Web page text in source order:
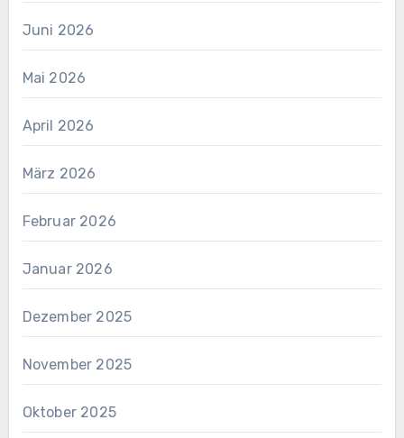
Juni 2026
Mai 2026
April 2026
März 2026
Februar 2026
Januar 2026
Dezember 2025
November 2025
Oktober 2025